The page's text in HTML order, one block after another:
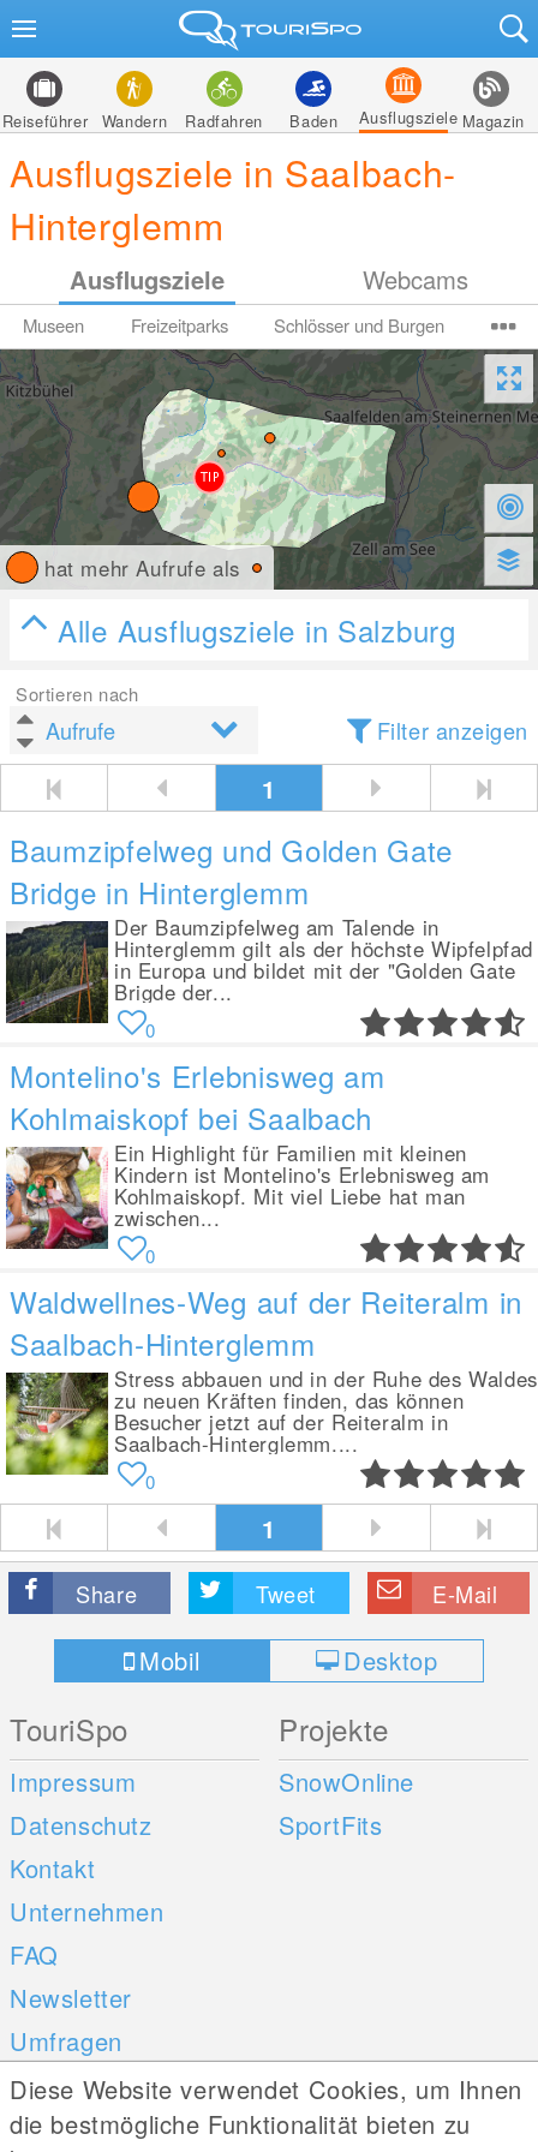
Reiseführer Wandern Radfahren Baden Ausflugsziele Magazin
Ausflugsziele in Saalbach-
Hinterglemm
Ausflugsziele Webcams
Museen Freizeitparks Schlösser und Burgen
hat mehr Aufrufe als
Alle Ausflugsziele in Salzburg
Sortieren nach
Filter anzeigen
1
Baumzipfelweg und Golden Gate
Bridge in Hinterglemm
Der Baumzipfelweg am Talende in
Hinterglemm gilt als der höchste Wipfelpfad
in Europa und bildet mit der "Golden Gate
Brigde der...
0
Montelino's Erlebnisweg am
Kohlmaiskopf bei Saalbach
Ein Highlight für Familien mit kleinen
Kindern ist Montelino's Erlebnisweg am
Kohlmaiskopf. Mit viel Liebe hat man
zwischen...
0
Waldwellnes-Weg auf der Reiteralm in
Saalbach-Hinterglemm
Stress abbauen und in der Ruhe des Waldes
zu neuen Kräften finden, das können
Besucher jetzt auf der Reiteralm in
Saalbach-Hinterglemm....
0
1
Share Tweet E-Mail
Mobil Desktop
TouriSpo
Impressum
Datenschutz
Kontakt
Unternehmen
FAQ
Newsletter
Umfragen
Projekte
SnowOnline
SportFits
Mobile Apps Social Web
Diese Website verwendet Cookies, um Ihnen
die bestmögliche Funktionalität bieten zu